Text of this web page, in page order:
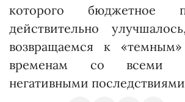
которого бюджетное
действительно
возвращаемся к
временам со всеми
негативными